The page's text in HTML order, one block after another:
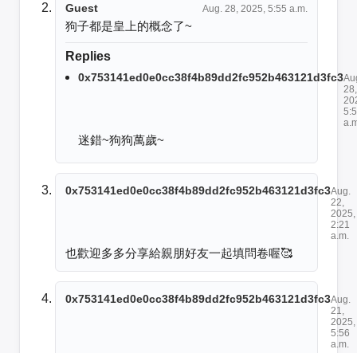
Guest Aug. 28, 2025, 5:55 a.m.
狗子都是皇上的概念了~
Replies
0x753141ed0e0cc38f4b89dd2fc952b463121d3fc3
28,
迷錯~狗狗萬歲~
0x753141ed0e0cc38f4b89dd2fc952b463121d3fc3Aug.
22,
2025,
2:21
a.m.
也歡迎多多分享給親朋好友一起填問卷喔🥰
0x753141ed0e0cc38f4b89dd2fc952b463121d3fc3Aug.
21,
2025,
5:56
a.m.